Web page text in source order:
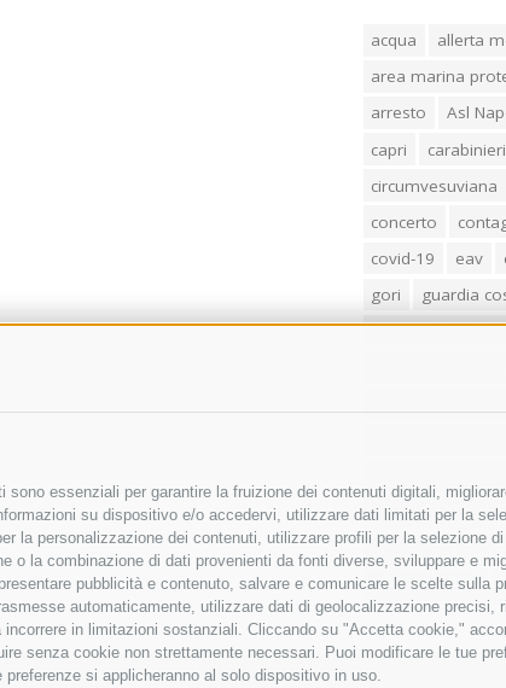
essenziali per garantire la fruizione dei contenuti digitali,
su dispositivo e/o accedervi, utilizzare dati limitati per la
la personalizzazione dei contenuti, utilizzare profili per la selezione
la combinazione di dati provenienti da fonti diverse, sviluppare e
pubblicità e contenuto, salvare e comunicare le scelte sulla
automaticamente, utilizzare dati di geolocalizzazione precisi,
in limitazioni sostanziali. Cliccando su "Accetta cookie,"
senza cookie non strettamente necessari. Puoi modificare le tue
si applicheranno al solo dispositivo in uso.
acqua allerta
area marina
arresto
Asl
capri
carabinieri
circumvesuviana
concerto
covid-19
eav
gori
guardia
lorenzo balducelli
sindaco cuomo
temporali
treni
villa fiorentino